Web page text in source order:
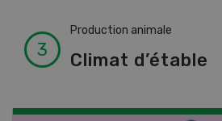
Production animale
Climat d’étable